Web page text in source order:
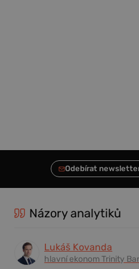
Názory analytiků
Lukáš Kovanda
hlavní ekonom Trinity